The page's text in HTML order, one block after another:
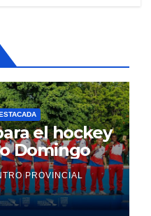
el hockey
Domingo
PROVINCIAL